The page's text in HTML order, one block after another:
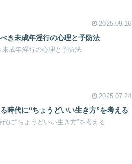
2025.09.16
き未成年淫行の心理と予防法
成年淫行の心理と予防法
2025.07.24
時代に“ちょうどいい生き方”を考える
に“ちょうどいい生き方”を考える